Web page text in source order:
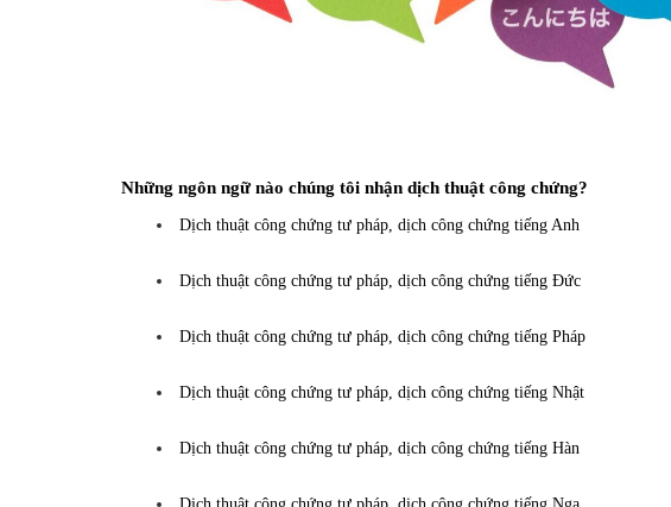
Những ngôn ngữ nào chúng tôi nhận dịch thuật công chứng?
Dịch thuật công chứng tư pháp, dịch công chứng tiếng Anh
Dịch thuật công chứng tư pháp, dịch công chứng tiếng Đức
Dịch thuật công chứng tư pháp, dịch công chứng tiếng Pháp
Dịch thuật công chứng tư pháp, dịch công chứng tiếng Nhật
Dịch thuật công chứng tư pháp, dịch công chứng tiếng Hàn